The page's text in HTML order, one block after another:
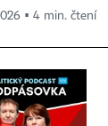
▪ 4 min. čtení